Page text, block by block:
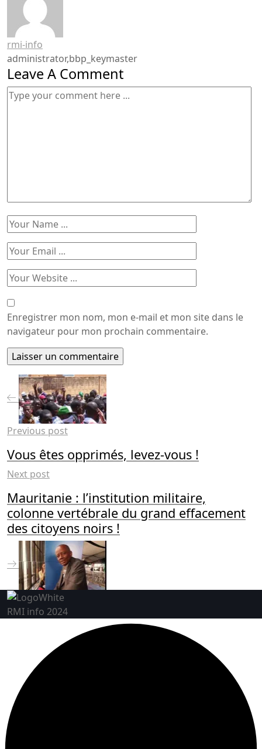
rmi-info
administrator,bbp_keymaster
Leave A Comment
Enregistrer mon nom, mon e-mail et mon site dans le
navigateur pour mon prochain commentaire.
Previous post
Vous êtes opprimés, levez-vous !
Next post
Mauritanie : l’institution militaire,
colonne vertébrale du grand effacement
des citoyens noirs !
RMI info 2024